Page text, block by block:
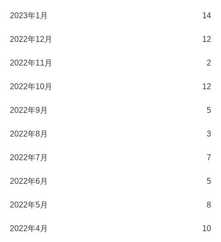
2023年1月 14
2022年12月 12
2022年11月 2
2022年10月 12
2022年9月 5
2022年8月 3
2022年7月 7
2022年6月 5
2022年5月 8
2022年4月 10